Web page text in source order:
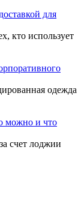
для
кто использует
одежда
можно и что
счет лоджии